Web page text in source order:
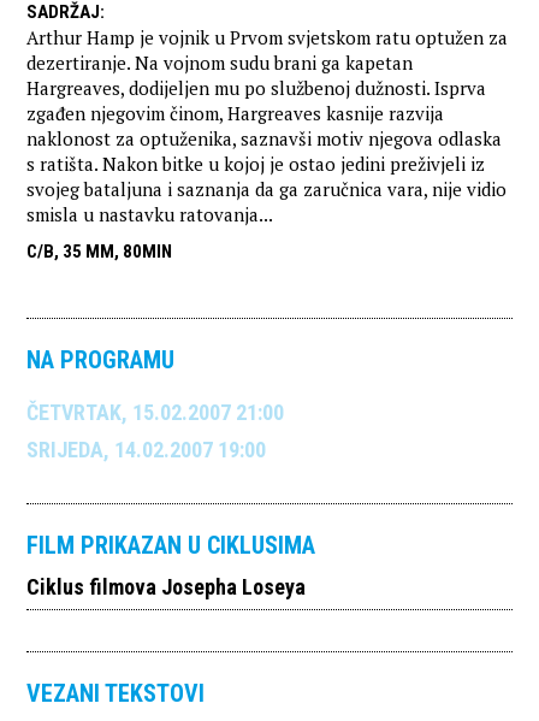
SADRŽAJ:
Arthur Hamp je vojnik u Prvom svjetskom ratu optužen za
dezertiranje. Na vojnom sudu brani ga kapetan
Hargreaves, dodijeljen mu po službenoj dužnosti. Isprva
zgađen njegovim činom, Hargreaves kasnije razvija
naklonost za optuženika, saznavši motiv njegova odlaska
s ratišta. Nakon bitke u kojoj je ostao jedini preživjeli iz
svojeg bataljuna i saznanja da ga zaručnica vara, nije vidio
smisla u nastavku ratovanja...
C/B, 35 MM, 80MIN
NA PROGRAMU
ČETVRTAK, 15.02.2007 21:00
SRIJEDA, 14.02.2007 19:00
FILM PRIKAZAN U CIKLUSIMA
Ciklus filmova Josepha Loseya
VEZANI TEKSTOVI